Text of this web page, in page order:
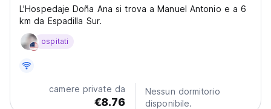
L'Hospedaje Doña Ana si trova a Manuel Antonio e a 6
km da Espadilla Sur.
ospitati
camere private da
€8.76
Nessun dormitorio
disponibile.